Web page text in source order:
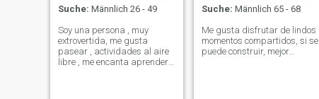
Suche: Männlich 26 - 49
Soy una persona , muy
extrovertida, me gusta
pasear , actividades al aire
libre , me encanta aprender
Suche: Männlich 65 - 68
Me gusta disfrutar de lindos
momentos compartidos, si se
puede construir, mejor…